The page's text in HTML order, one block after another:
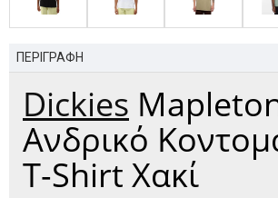
ΠΕΡΙΓΡΑΦΗ
Dickies
Ανδρικό
T-Shirt Χακί